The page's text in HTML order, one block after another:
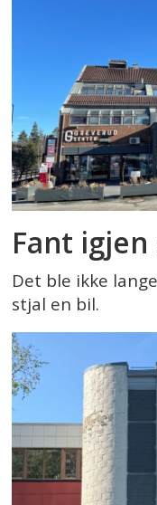
Fant
Det ble ikke
stjal en bil.